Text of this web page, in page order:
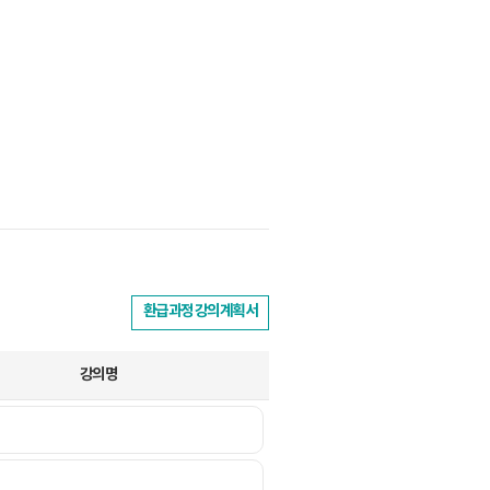
환급과정 강의계획서
강의명